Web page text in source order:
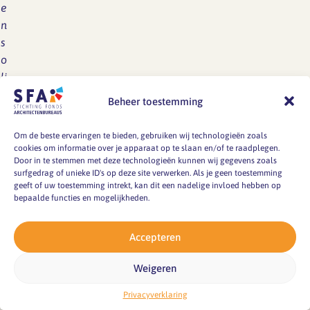
Beheer toestemming
Om de beste ervaringen te bieden, gebruiken wij technologieën zoals
cookies om informatie over je apparaat op te slaan en/of te raadplegen.
Door in te stemmen met deze technologieën kunnen wij gegevens zoals
surfgedrag of unieke ID's op deze site verwerken. Als je geen toestemming
geeft of uw toestemming intrekt, kan dit een nadelige invloed hebben op
bepaalde functies en mogelijkheden.
Accepteren
Weigeren
Privacyverklaring
e
n
s
o
li